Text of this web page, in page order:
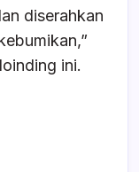
diserahkan
ini.